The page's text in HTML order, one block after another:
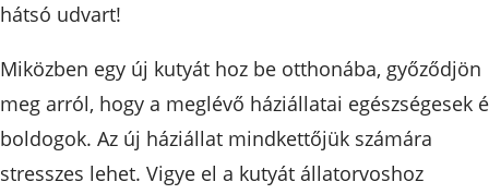
hátsó udvart!
Miközben egy új kutyát hoz be otthonába, győződjön
meg arról, hogy a meglévő háziállatai egészségesek
boldogok. Az új háziállat mindkettőjük számára
stresszes lehet. Vigye el a kutyát állatorvoshoz